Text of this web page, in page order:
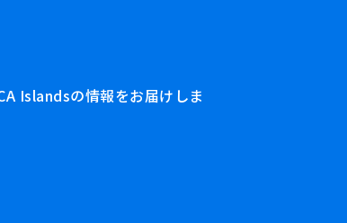
Islandsの情報をお届けしま